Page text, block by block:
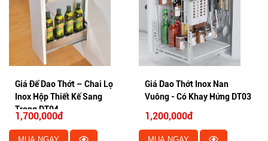
Giá Để Dao Thớt – Chai Lọ
Inox Hộp Thiết Kế Sang
Trọng DT04
1,700,000đ
Giá Dao Thớt Inox Nan
Vuông - Có Khay Hứng DT03
1,200,000đ